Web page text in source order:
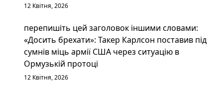
12 Квітня, 2026
перепишіть цей заголовок іншими словами:
«Досить брехати»: Такер Карлсон поставив під
сумнів міць армії США через ситуацію в
Ормузькій протоці
12 Квітня, 2026